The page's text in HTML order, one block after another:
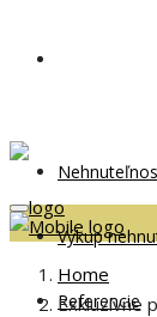
Výkup
Referencie
Home
Exkluzívne